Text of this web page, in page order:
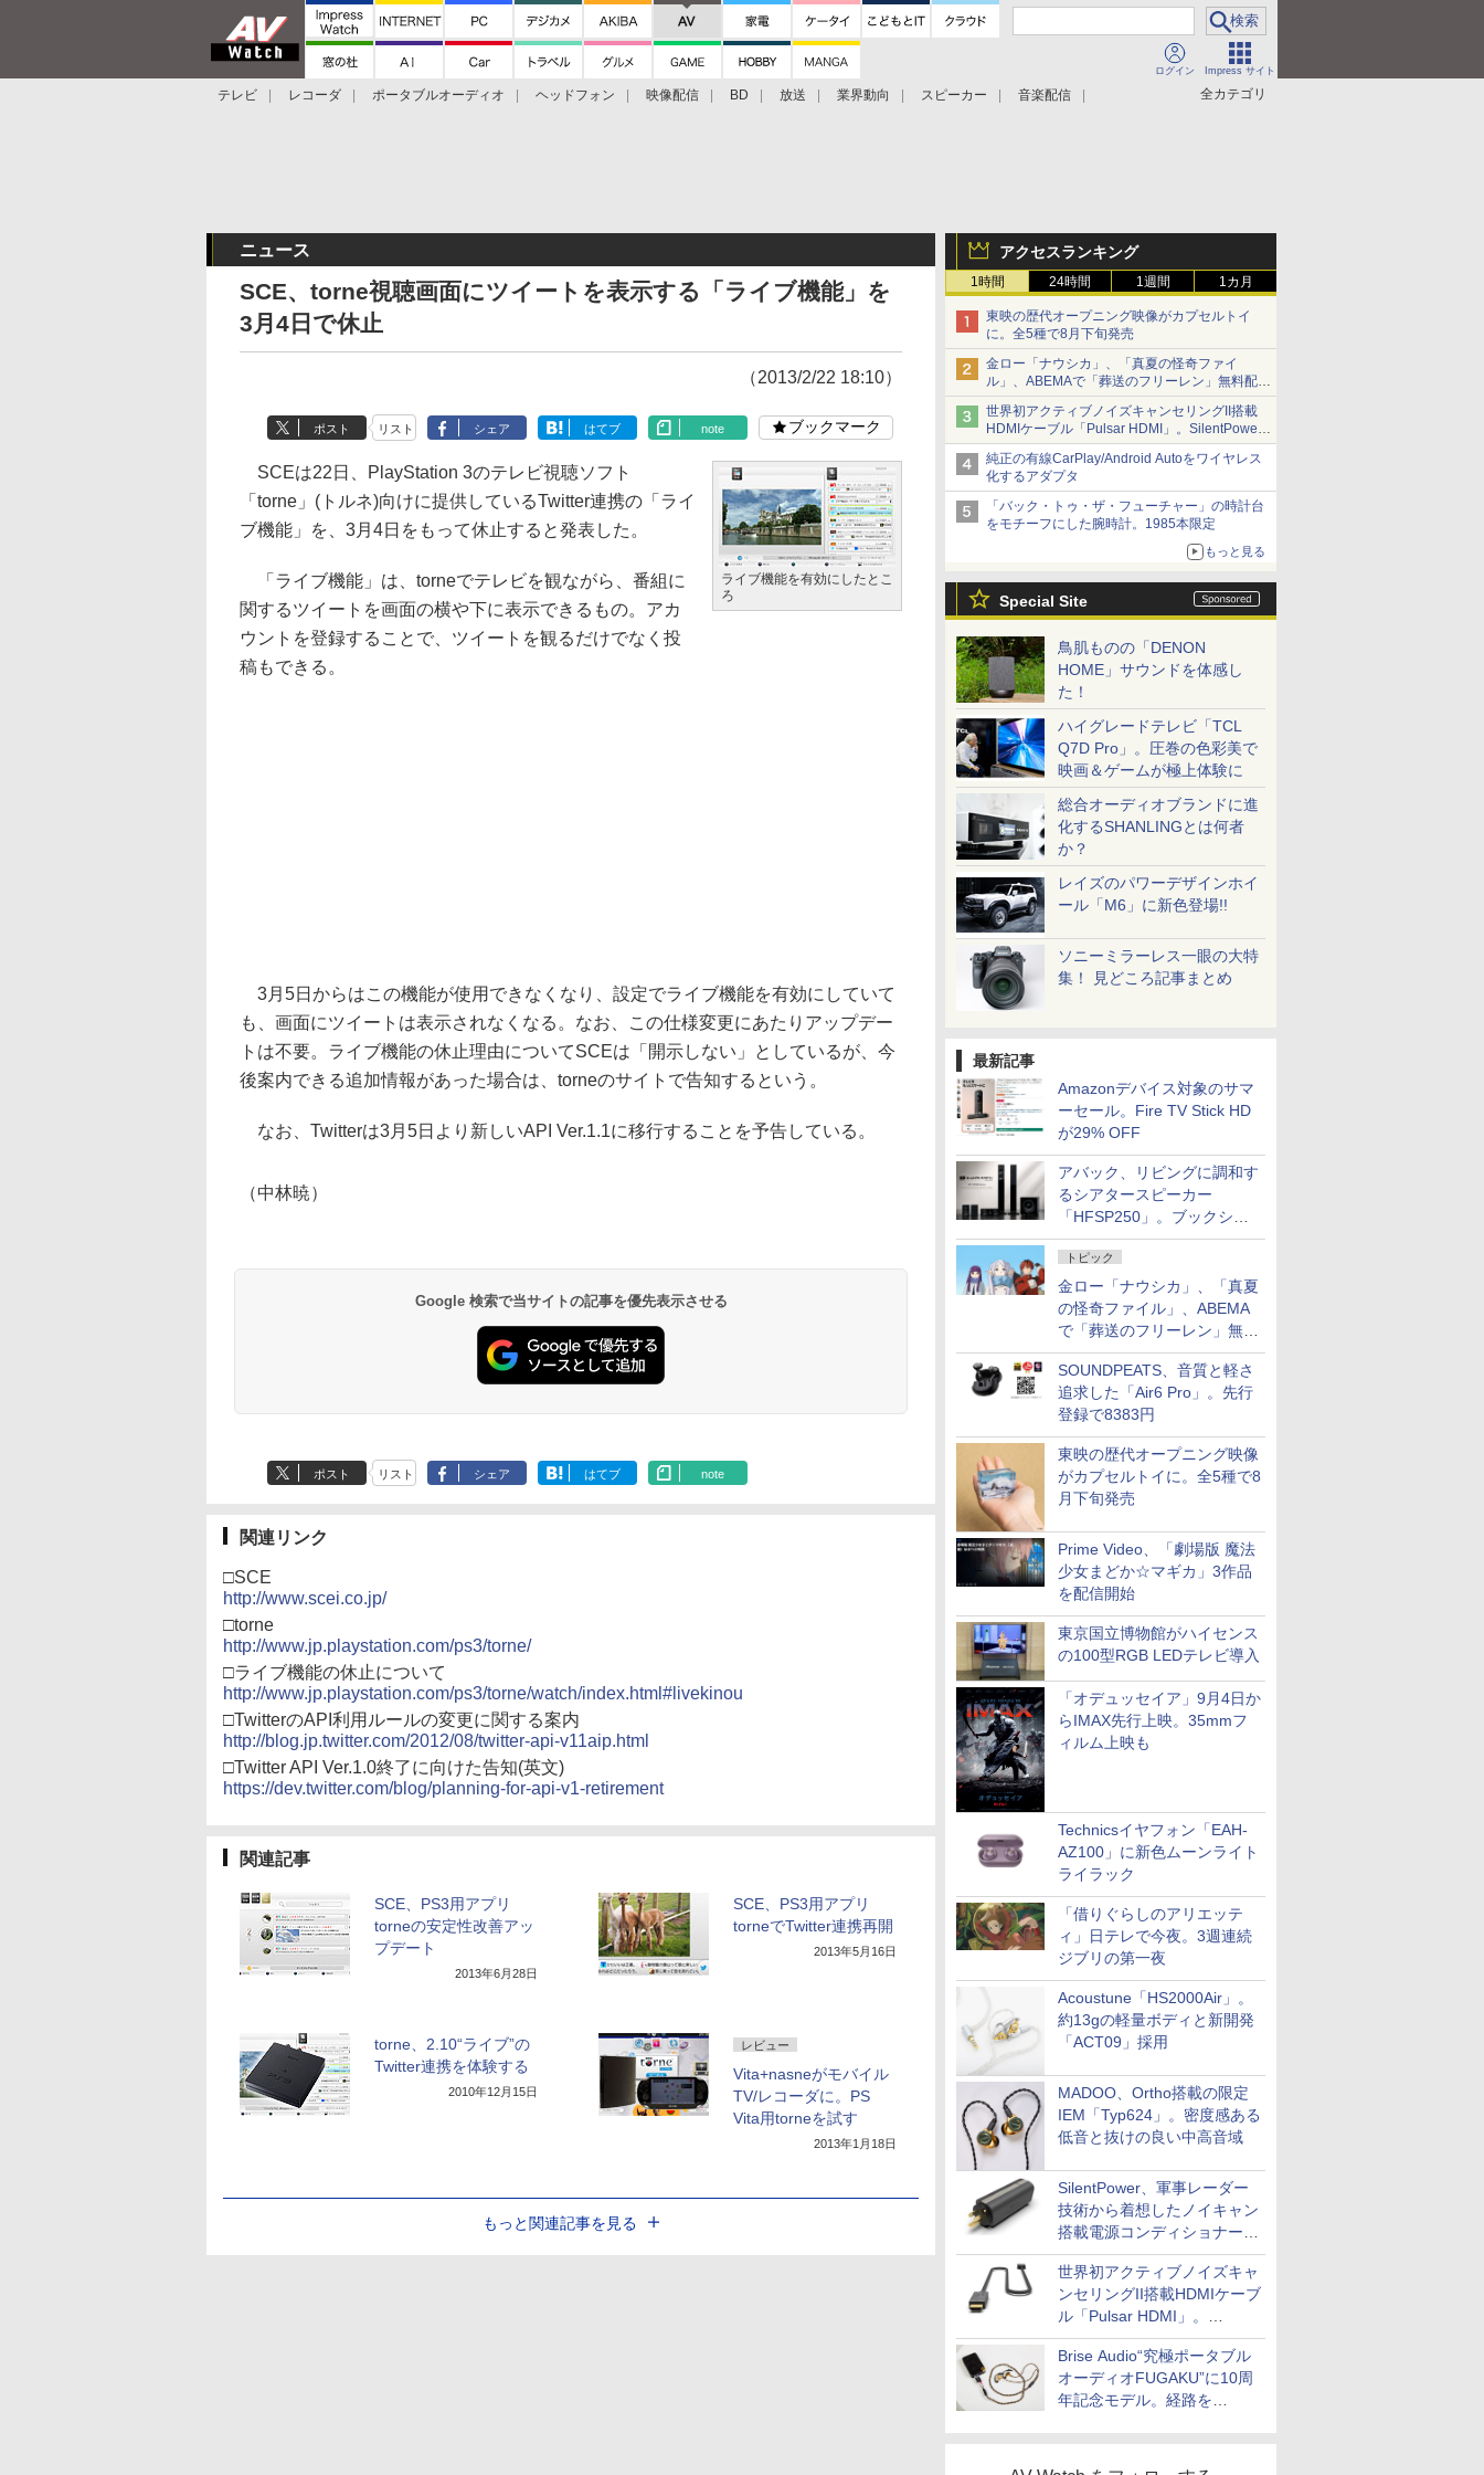
ログイン Impress サイト
全カテゴリ
テレビ レコーダ ポータブルオーディオ ヘッドフォン 映像配信 BD 放送 業界動向 スピーカー
音楽配信
アクセスランキング
1時間 24時間 1週間 1カ月
東映の歴代オープニング映像がカプセルトイ
に。全5種で8月下旬発売
金ロー「ナウシカ」、「真夏の怪奇ファイ
ル」、ABEMAで「葬送のフリーレン」無料配信
など。夏の特番・配信情報
世界初アクティブノイズキャンセリングII搭載
HDMIケーブル「Pulsar HDMI」。SilentPower
から
純正の有線CarPlay/Android Autoをワイヤレス
化するアダプタ
「バック・トゥ・ザ・フューチャー」の時計台
をモチーフにした腕時計。1985本限定
もっと見る
Special Site
鳥肌ものの「DENON
HOME」サウンドを体感し
た！
ハイグレードテレビ「TCL
Q7D Pro」。圧巻の色彩美で
映画＆ゲームが極上体験に
総合オーディオブランドに進
化するSHANLINGとは何者
か？
レイズのパワーデザインホイ
ール「M6」に新色登場!!
ソニーミラーレス一眼の大特
集！ 見どころ記事まとめ
最新記事
Amazonデバイス対象のサマ
ーセール。Fire TV Stick HD
が29% OFF
アバック、リビングに調和す
るシアタースピーカー
「HFSP250」。ブックシェ
ルフはペア3万円以下
トピック
金ロー「ナウシカ」、「真夏
の怪奇ファイル」、ABEMA
で「葬送のフリーレン」無料
配信など。夏の特番・配信情
報
SOUNDPEATS、音質と軽さ
追求した「Air6 Pro」。先行
登録で8383円
東映の歴代オープニング映像
がカプセルトイに。全5種で8
月下旬発売
Prime Video、「劇場版 魔法
少女まどか☆マギカ」3作品
を配信開始
東京国立博物館がハイセンス
の100型RGB LEDテレビ導入
「オデュッセイア」9月4日か
らIMAX先行上映。35mmフ
ィルム上映も
Technicsイヤフォン「EAH-
AZ100」に新色ムーンライト
ライラック
「借りぐらしのアリエッテ
ィ」日テレで今夜。3週連続
ジブリの第一夜
Acoustune「HS2000Air」。
約13gの軽量ボディと新開発
「ACT09」採用
MADOO、Ortho搭載の限定
IEM「Typ624」。密度感ある
低音と抜けの良い中高音域
SilentPower、軍事レーダー
技術から着想したノイキャン
搭載電源コンディショナー
「AC iPurifier2」
世界初アクティブノイズキャ
ンセリングII搭載HDMIケーブ
ル「Pulsar HDMI」。
SilentPowerから
Brise Audio“究極ポータブル
オーディオFUGAKU”に10周
年記念モデル。経路を
ニュース
SCE、torne視聴画面にツイートを表示する「ライブ機能」を
3月4日で休止
（2013/2/22 18:10）
ポスト リスト シェア はてブ note ブックマーク
ライブ機能を有効にしたとこ
ろ
SCEは22日、PlayStation 3のテレビ視聴ソフト
「torne」(トルネ)向けに提供しているTwitter連携の「ライ
ブ機能」を、3月4日をもって休止すると発表した。
「ライブ機能」は、torneでテレビを観ながら、番組に
関するツイートを画面の横や下に表示できるもの。アカ
ウントを登録することで、ツイートを観るだけでなく投
稿もできる。
3月5日からはこの機能が使用できなくなり、設定でライブ機能を有効にしていて
も、画面にツイートは表示されなくなる。なお、この仕様変更にあたりアップデー
トは不要。ライブ機能の休止理由についてSCEは「開示しない」としているが、今
後案内できる追加情報があった場合は、torneのサイトで告知するという。
なお、Twitterは3月5日より新しいAPI Ver.1.1に移行することを予告している。
（中林暁）
Google 検索で当サイトの記事を優先表示させる
ポスト リスト シェア はてブ note
関連リンク
□SCE
http://www.scei.co.jp/
□torne
http://www.jp.playstation.com/ps3/torne/
□ライブ機能の休止について
http://www.jp.playstation.com/ps3/torne/watch/index.html#livekinou
□TwitterのAPI利用ルールの変更に関する案内
http://blog.jp.twitter.com/2012/08/twitter-api-v11aip.html
□Twitter API Ver.1.0終了に向けた告知(英文)
https://dev.twitter.com/blog/planning-for-api-v1-retirement
関連記事
SCE、PS3用アプリ
torneの安定性改善アッ
プデート
2013年6月28日
SCE、PS3用アプリ
torneでTwitter連携再開
2013年5月16日
torne、2.10“ライブ”の
Twitter連携を体験する
2010年12月15日
レビュー
Vita+nasneがモバイル
TV/レコーダに。PS
Vita用torneを試す
2013年1月18日
もっと関連記事を見る